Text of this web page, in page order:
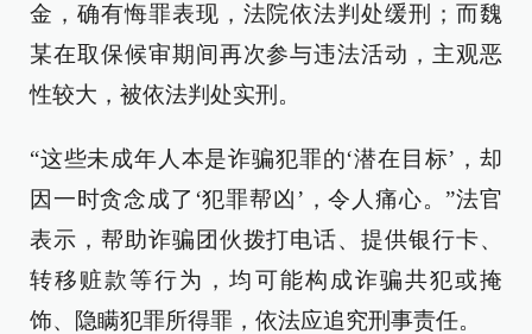
金，确有悔罪表现，法院依法判处缓刑；而魏
某在取保候审期间再次参与违法活动，主观恶
性较大，被依法判处实刑。
“这些未成年人本是诈骗犯罪的‘潜在目标’，却
因一时贪念成了‘犯罪帮凶’，令人痛心。”法官
表示，帮助诈骗团伙拨打电话、提供银行卡、
转移赃款等行为，均可能构成诈骗共犯或掩
饰、隐瞒犯罪所得罪，依法应追究刑事责任。